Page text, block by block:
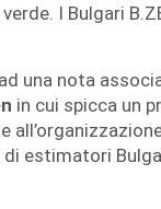
I Bulgari
una nota
in cui spicca un
estimatori